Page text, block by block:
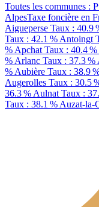
Toutes les communes :
AlpesTaxe foncière en
Aigueperse Taux : 40.9
Taux : 42.1 % Antoingt
% Apchat Taux : 40.4 %
% Arlanc Taux : 37.3 %
% Aubière Taux : 38.9
Augerolles Taux : 30.5
36.3 % Aulnat Taux :
Taux : 38.1 % Auzat-la-